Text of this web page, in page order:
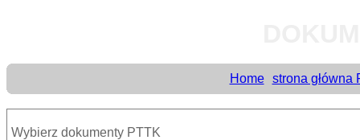
Home strona główna
Wybierz dokumenty PTTK